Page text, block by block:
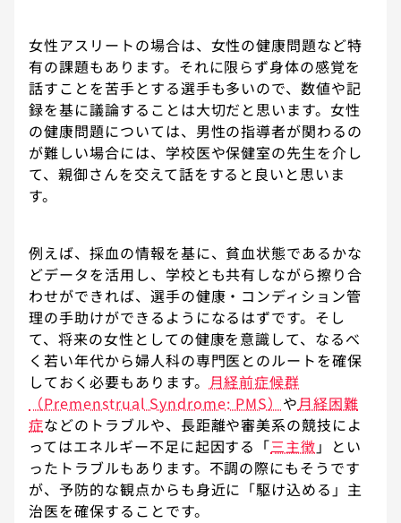
女性アスリートの場合は、女性の健康問題など特
有の課題もあります。それに限らず身体の感覚を
話すことを苦手とする選手も多いので、数値や記
録を基に議論することは大切だと思います。女性
の健康問題については、男性の指導者が関わるの
が難しい場合には、学校医や保健室の先生を介し
て、親御さんを交えて話をすると良いと思いま
す。
例えば、採血の情報を基に、貧血状態であるかな
どデータを活用し、学校とも共有しながら擦り合
わせができれば、選手の健康・コンディション管
理の手助けができるようになるはずです。そし
て、将来の女性としての健康を意識して、なるべ
く若い年代から婦人科の専門医とのルートを確保
しておく必要もあります。 月経前症候群
（Premenstrual Syndrome: PMS） や月経困難
症などのトラブルや、長距離や審美系の競技によ
ってはエネルギー不足に起因する「三主徴 」とい
ったトラブルもあります。不調の際にもそうです
が、予防的な観点からも身近に「駆け込める」主
治医を確保することです。